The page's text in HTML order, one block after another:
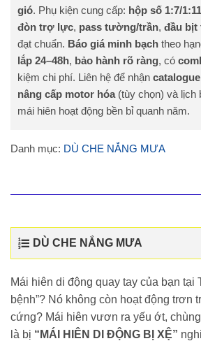
gió. Phụ kiện cung cấp: hộp số 1:7/1:11
đòn trợ lực, pass tường/trần, đầu bịt
đạt chuẩn. Báo giá minh bạch theo
lắp 24–48h, bảo hành rõ ràng, có
kiệm chi phí. Liên hệ để nhận
nâng cấp motor hóa(tùy chọn) và lịch
mái hiên hoạt động bền bỉ quanh năm.
Danh mục: DÙ CHE NẮNG MƯA
DÙ CHE NẮNG MƯA
Mái hiên di động quay tay của bạn tại
bệnh”? Nó không còn hoạt động trơn
cứng? Mái hiên vươn ra yếu ớt,
là bị “MÁI HIÊN DI ĐỘNG BỊ XỆ”